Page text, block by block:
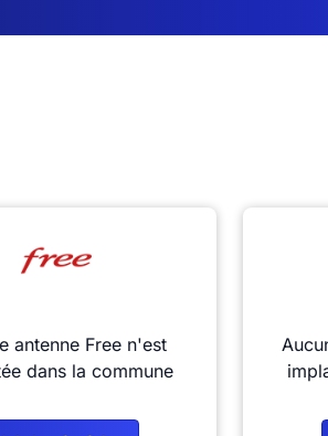
antenne Free n'est
dans la commune